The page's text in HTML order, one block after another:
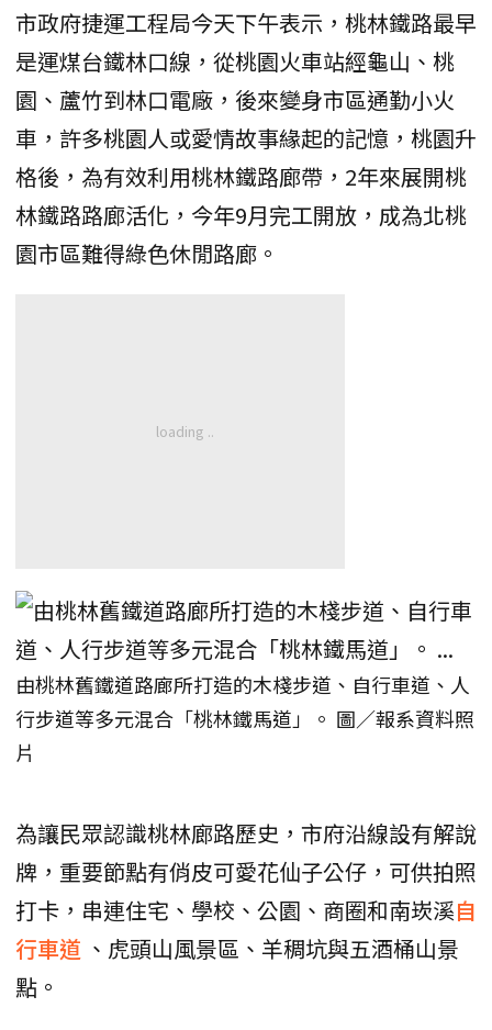
市政府捷運工程局今天下午表示，桃林鐵路最早
是運煤台鐵林口線，從桃園火車站經龜山、桃
園、蘆竹到林口電廠，後來變身市區通勤小火
車，許多桃園人或愛情故事緣起的記憶，桃園升
格後，為有效利用桃林鐵路廊帶，2年來展開桃
林鐵路路廊活化，今年9月完工開放，成為北桃
園市區難得綠色休閒路廊。
由桃林舊鐵道路廊所打造的木棧步道、自行車道、人
行步道等多元混合「桃林鐵馬道」。 圖／報系資料照
片
為讓民眾認識桃林廊路歷史，市府沿線設有解說
牌，重要節點有俏皮可愛花仙子公仔，可供拍照
打卡，串連住宅、學校、公園、商圈和南崁溪自
行車道 、虎頭山風景區、羊稠坑與五酒桶山景
點。